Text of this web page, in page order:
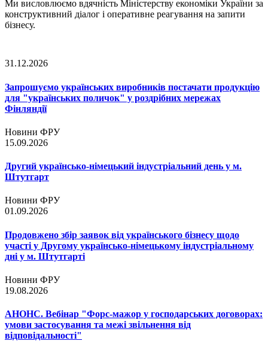
Ми висловлюємо вдячність Міністерству економіки України за
конструктивний діалог і оперативне реагування на запити
бізнесу.
31.12.2026
Запрошуємо українських виробників постачати продукцію
для "українських поличок" у роздрібних мережах
Фінляндії
Новини ФРУ
15.09.2026
Другий українсько-німецький індустріальний день у м.
Штутгарт
Новини ФРУ
01.09.2026
Продовжено збір заявок від українського бізнесу щодо
участі у Другому українсько-німецькому індустріальному
дні у м. Штутгарті
Новини ФРУ
19.08.2026
АНОНС. Вебінар "Форс-мажор у господарських договорах:
умови застосування та межі звільнення від
відповідальності"